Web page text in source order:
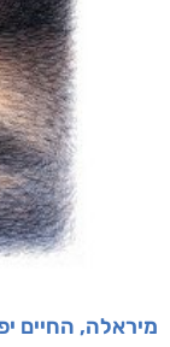
מיראלה, החיים